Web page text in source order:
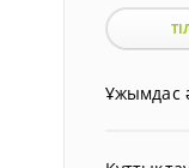
Ұжымдас